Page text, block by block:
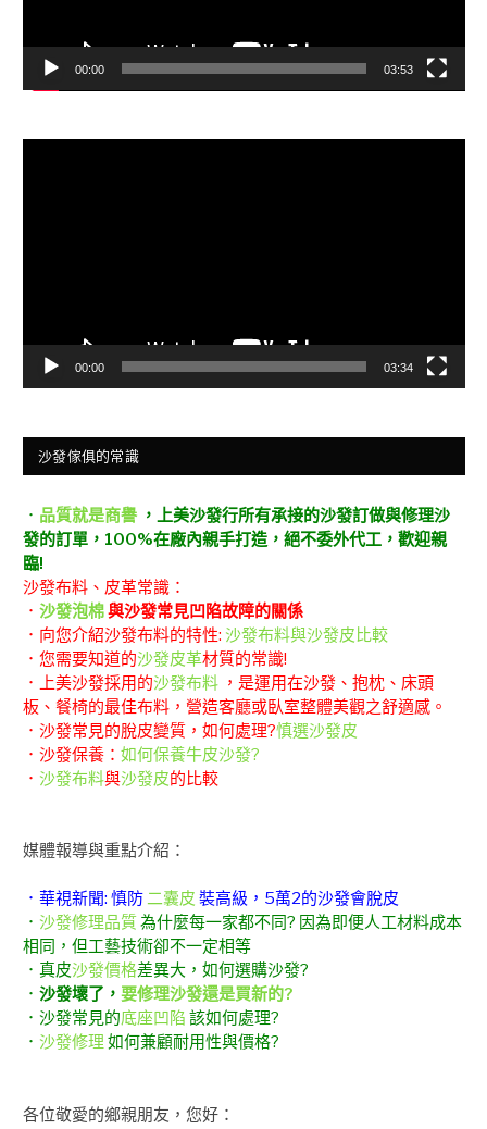
00:00 03:53
00:00 03:34
沙發傢俱的常識
． 品質就是商譽，上美沙發行所有承接的沙發訂做與修理沙
發的訂單，100%在廠內親手打造，絕不委外代工，歡迎親
臨!
沙發布料、皮革常識：
． 沙發泡棉與沙發常見凹陷故障的關係
．向您介紹沙發布料的特性: 沙發布料與沙發皮比較
．您需要知道的沙發皮革材質的常識!
．上美沙發採用的沙發布料 ，是運用在沙發、抱枕、床頭
板、餐椅的最佳布料，營造客廳或臥室整體美觀之舒適感。
．沙發常見的脫皮變質，如何處理?慎選沙發皮
．沙發保養： 如何保養牛皮沙發?
． 沙發布料與沙發皮的比較
媒體報導與重點介紹：
．華視新聞: 慎防二囊皮 裝高級，5萬2的沙發會脫皮
． 沙發修理品質為什麼每一家都不同? 因為即便人工材料成本
相同，但工藝技術卻不一定相等
．真皮沙發價格差異大，如何選購沙發?
． 沙發壞了， 要修理沙發還是買新的?
．沙發常見的底座凹陷 該如何處理?
． 沙發修理 如何兼顧耐用性與價格?
各位敬愛的鄉親朋友，您好：